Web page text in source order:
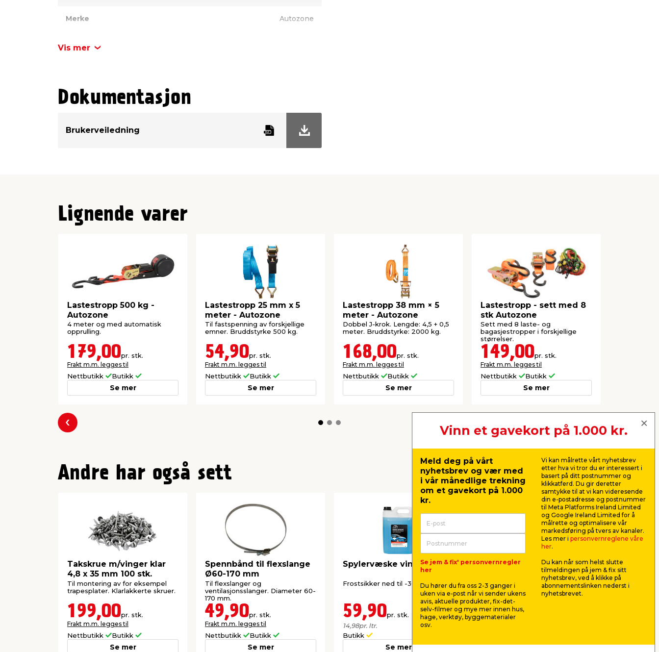
Merke Autozone
Vis mer
Dokumentasjon
Brukerveiledning
Lignende varer
Lastestropp 500 kg -
Autozone
4 meter og med automatisk
opprulling.
179,00pr. stk.
Frakt m.m. legges til
Nettbutikk Butikk
Se mer
Lastestropp 25 mm x 5
meter - Autozone
Til fastspenning av forskjellige
emner. Bruddstyrke 500 kg.
54,90pr. stk.
Frakt m.m. legges til
Nettbutikk Butikk
Se mer
Lastestropp 38 mm × 5
meter - Autozone
Dobbel J-krok. Lengde: 4,5 + 0,5
meter. Bruddstyrke: 2000 kg.
168,00pr. stk.
Frakt m.m. legges til
Nettbutikk Butikk
Se mer
Lastestropp - sett med 8
stk Autozone
Sett med 8 laste- og
bagasjestropper i forskjellige
størrelser.
149,00pr. stk.
Frakt m.m. legges til
Nettbutikk Butikk
Se mer
Forrige Neste
Andre har også sett
Takskrue m/vinger klar
4,8 x 35 mm 100 stk.
Til montering av for eksempel
trapesplater. Klarlakkerte skruer.
199,00pr. stk.
Frakt m.m. legges til
Nettbutikk Butikk
Se mer
Spennbånd til flexslange
Ø60-170 mm
Til flexslanger og
ventilasjonsslanger. Diameter 60-
170 mm.
49,90pr. stk.
Frakt m.m. legges til
Nettbutikk Butikk
Se mer
Spylervæske vinter 4 liter
Frostsikker ned til -30 grader.
59,90pr. stk.
14,98pr. ltr.
Butikk
Se mer
Karmlist 12x58 mm furu
Glatt gerikt til dør og vindu.
180,00
Se mer
Plastfilm
meter
Plastfilm til
Vinn et gavekort på 1.000 kr.
Meld deg på vårt
nyhetsbrev og vær med
i vår månedlige trekning
om et gavekort på 1.000
kr.
Se jem & fix' personvernregler
her
Du hører du fra oss 2-3 ganger i
uken via e-post når vi sender ukens
avis, aktuelle produkter, fix-det-
selv-filmer og mye mer innen hus,
hage, verktøy, byggematerialer
osv.
Vi kan målrette vårt nyhetsbrev
etter hva vi tror du er interessert i
basert på ditt postnummer og
klikkatferd. Du gir deretter
samtykke til at vi kan videresende
din e-postadresse og postnummer
til Meta Platforms Ireland Limited
og Google Ireland Limited for å
målrette og optimalisere vår
markedsføring på tvers av kanaler.
Les mer i personvernreglene våre
her.
Du kan når som helst slutte
tilmeldingen på jem & fix sitt
nyhetsbrev, ved å klikke på
abonnementslinken nederst i
nyhetsbrevet.